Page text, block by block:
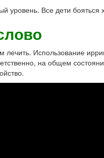
Все дети бояться
Использование
на общем